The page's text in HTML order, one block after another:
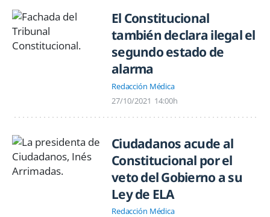
El Constitucional
también declara ilegal el
segundo estado de
alarma
Redacción Médica
27/10/2021 14:00h
Ciudadanos acude al
Constitucional por el
veto del Gobierno a su
Ley de ELA
Redacción Médica